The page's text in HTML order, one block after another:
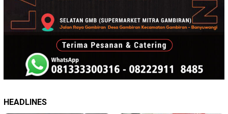
HEADLINES